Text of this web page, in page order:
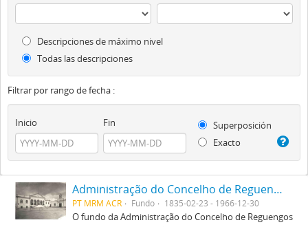
Descripciones de máximo nivel
Todas las descripciones
Filtrar por rango de fecha :
Inicio Fin
Superposición
Exacto
Administração do Concelho de Reguengos
PT MRM ACR Fundo 1835-02-23 - 1966-12-30
O fundo da Administração do Concelho de Reguengos